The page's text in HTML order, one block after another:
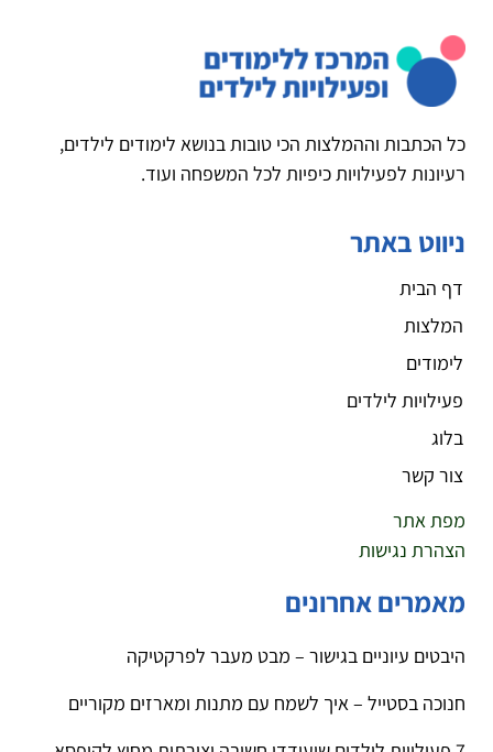
כל הכתבות וההמלצות הכי טובות בנושא לימודים לילדים,
רעיונות לפעילויות כיפיות לכל המשפחה ועוד.
ניווט באתר
דף הבית
המלצות
לימודים
פעילויות לילדים
בלוג
צור קשר
מפת אתר
הצהרת נגישות
מאמרים אחרונים
היבטים עיוניים בגישור – מבט מעבר לפרקטיקה
חנוכה בסטייל – איך לשמח עם מתנות ומארזים מקוריים